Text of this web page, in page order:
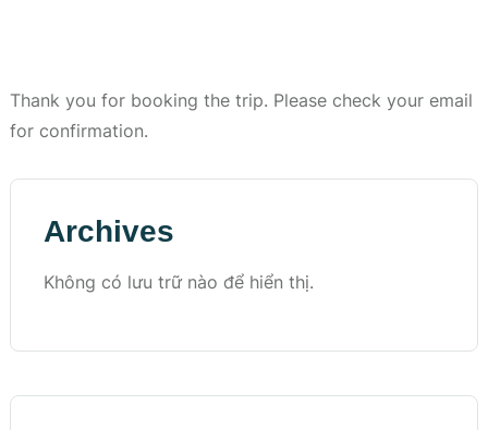
Thank you for booking the trip. Please check your email
for confirmation.
Archives
Không có lưu trữ nào để hiển thị.